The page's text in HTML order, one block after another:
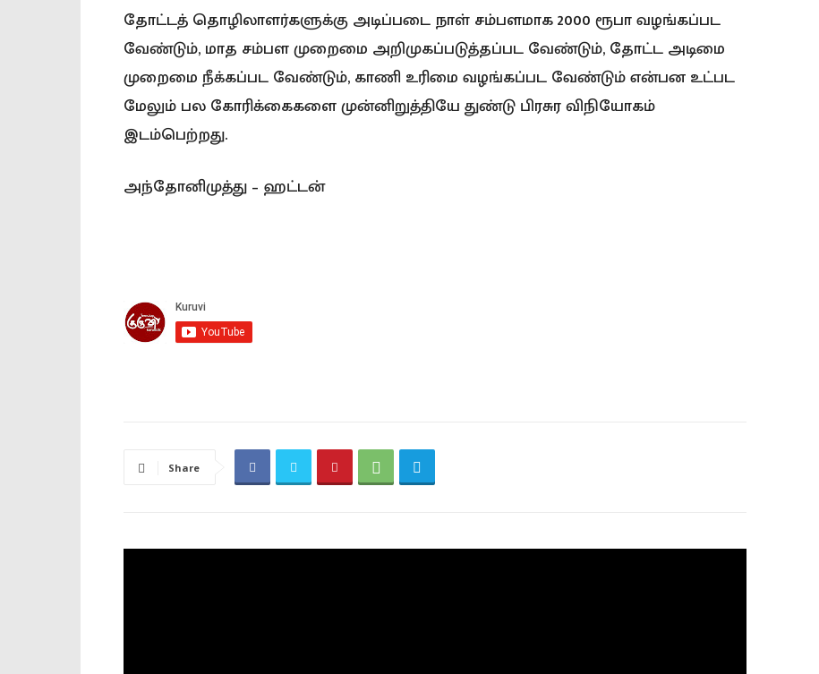
தோட்டத் தொழிலாளர்களுக்கு அடிப்படை நாள் சம்பளமாக 2000 ரூபா வழங்கப்பட
வேண்டும், மாத சம்பள முறைமை அறிமுகப்படுத்தப்பட வேண்டும், தோட்ட அடிமை
முறைமை நீக்கப்பட வேண்டும், காணி உரிமை வழங்கப்பட வேண்டும் என்பன உட்பட
மேலும் பல கோரிக்கைகளை முன்னிறுத்தியே துண்டு பிரசுர விநியோகம்
இடம்பெற்றது.
அந்தோனிமுத்து – ஹட்டன்
Share